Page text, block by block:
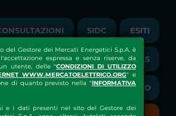
del Gestore dei Mercati Energetici S.p.A. è
espressa e senza riserve, da
utente, delle "CONDIZIONI DI UTILIZZO
WWW.MERCATOELETTRICO.ORG" e
di quanto previsto nella "INFORMATIVA
e i dati presenti nel sito del Gestore dei
PUBBLICAZIONI
COMUNICATI/NEWS
NEWSLETTER
BILANCI DI ESERCIZIO
LAVORA CON NOI
CONTATTI
DI GARA E CONTRATTI
M. ELETTRICO
EVENTI
SIDC ESITI
REMIT MGAS
BIBLIOTECA GLOSSARIO